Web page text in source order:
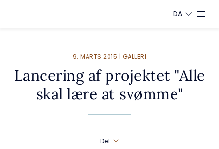
DA
9. MARTS 2015 | GALLERI
Lancering af projektet "Alle
skal lære at svømme"
Del